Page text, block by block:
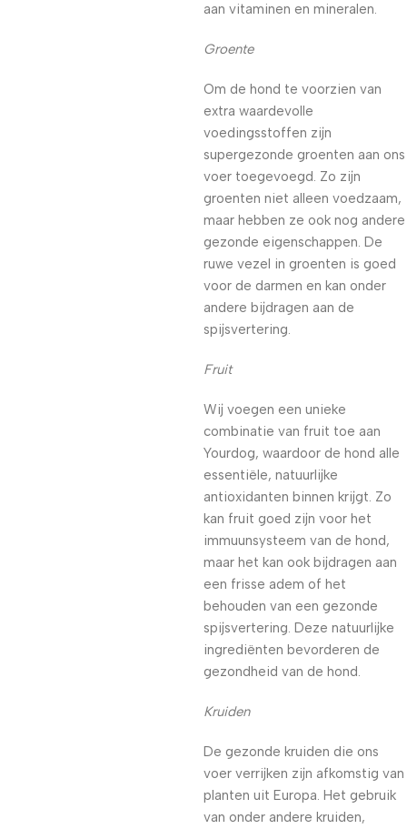
aan vitaminen en mineralen.
Groente
Om de hond te voorzien van
extra waardevolle
voedingsstoffen zijn
supergezonde groenten aan ons
voer toegevoegd. Zo zijn
groenten niet alleen voedzaam,
maar hebben ze ook nog andere
gezonde eigenschappen. De
ruwe vezel in groenten is goed
voor de darmen en kan onder
andere bijdragen aan de
spijsvertering.
Fruit
Wij voegen een unieke
combinatie van fruit toe aan
Yourdog, waardoor de hond alle
essentiële, natuurlijke
antioxidanten binnen krijgt. Zo
kan fruit goed zijn voor het
immuunsysteem van de hond,
maar het kan ook bijdragen aan
een frisse adem of het
behouden van een gezonde
spijsvertering. Deze natuurlijke
ingrediënten bevorderen de
gezondheid van de hond.
Kruiden
De gezonde kruiden die ons
voer verrijken zijn afkomstig van
planten uit Europa. Het gebruik
van onder andere kruiden,